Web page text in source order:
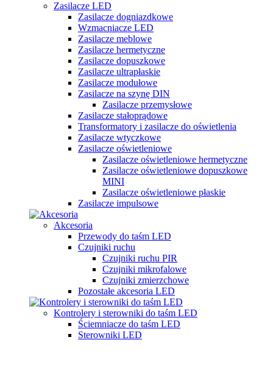
Zasilacze LED
Zasilacze dogniazdkowe
Wzmacniacze LED
Zasilacze meblowe
Zasilacze hermetyczne
Zasilacze dopuszkowe
Zasilacze ultrapłaskie
Zasilacze modułowe
Zasilacze na szynę DIN
Zasilacze przemysłowe
Zasilacze stałoprądowe
Transformatory i zasilacze do oświetlenia
Zasilacze wtyczkowe
Zasilacze oświetleniowe
Zasilacze oświetleniowe hermetyczne
Zasilacze oświetleniowe dopuszkowe
MINI
Zasilacze oświetleniowe płaskie
Zasilacze impulsowe
Akcesoria
Przewody do taśm LED
Czujniki ruchu
Czujniki ruchu PIR
Czujniki mikrofalowe
Czujniki zmierzchowe
Pozostałe akcesoria LED
Kontrolery i sterowniki do taśm LED
Ściemniacze do taśm LED
Sterowniki LED